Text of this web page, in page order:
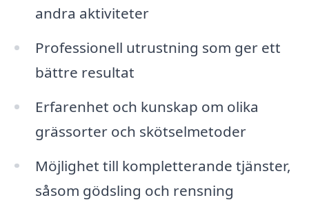
andra aktiviteter
Professionell utrustning som ger ett
bättre resultat
Erfarenhet och kunskap om olika
grässorter och skötselmetoder
Möjlighet till kompletterande tjänster,
såsom gödsling och rensning